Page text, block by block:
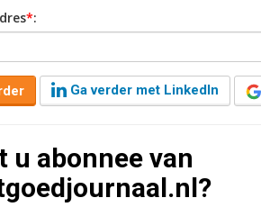
vrije sector zijn in één kwartaal met
markeert volgens de partijen dat
*:
Ga verder met LinkedIn
u abonnee van